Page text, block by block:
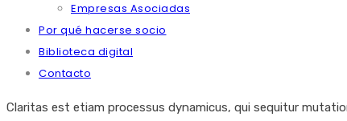
Empresas Asociadas
Por qué hacerse socio
Biblioteca digital
Contacto
Claritas est etiam processus dynamicus, qui sequitur